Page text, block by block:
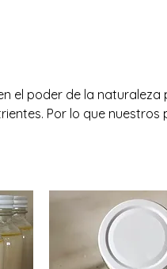
el poder de la
Por lo que
y agricultura
tu microbioma y tu